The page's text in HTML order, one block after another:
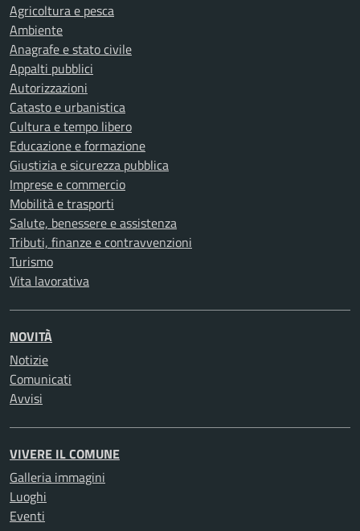
Agricoltura e pesca
Ambiente
Anagrafe e stato civile
Appalti pubblici
Autorizzazioni
Catasto e urbanistica
Cultura e tempo libero
Educazione e formazione
Giustizia e sicurezza pubblica
Imprese e commercio
Mobilità e trasporti
Salute, benessere e assistenza
Tributi, finanze e contravvenzioni
Turismo
Vita lavorativa
NOVITÀ
Notizie
Comunicati
Avvisi
VIVERE IL COMUNE
Galleria immagini
Luoghi
Eventi